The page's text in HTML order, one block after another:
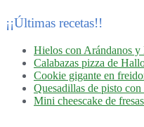
¡¡Últimas recetas!!
Hielos con Arándanos y
Calabazas pizza de
Cookie gigante en
Quesadillas de pisto con
Mini cheescake de